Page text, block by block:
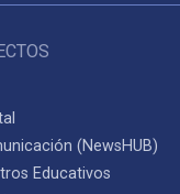
(NewsHUB)
Educativos